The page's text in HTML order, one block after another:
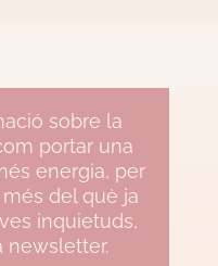
sobre la
portar una
energia, per
del què ja
inquietuds,
newsletter.